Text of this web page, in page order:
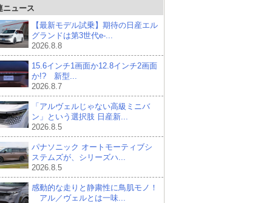
ニュース
【最新モデル試乗】期待の日産エル
グランドは第3世代e-...
2026.8.8
15.6インチ1画面か12.8インチ2画面
か!? 新型...
2026.8.7
「アルヴェルじゃない高級ミニバ
ン」という選択肢 日産新...
2026.8.5
パナソニック オートモーティブシ
ステムズが、シリーズハ...
2026.8.5
感動的な走りと静粛性に鳥肌モノ！
アル／ヴェルとは一味...